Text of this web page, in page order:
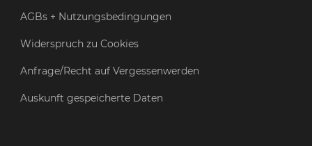
AGBs + Nutzungsbedingungen
Widerspruch zu Cookies
Anfrage/Recht auf Vergessenwerden
Auskunft gespeicherte Daten